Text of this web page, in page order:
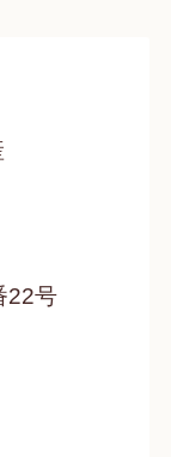
22号